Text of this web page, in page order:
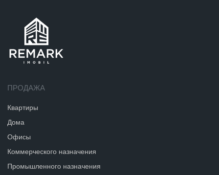
ПРОДАЖА
Квартиры
Дома
Офисы
Коммерческого назначения
Промышленного назначения